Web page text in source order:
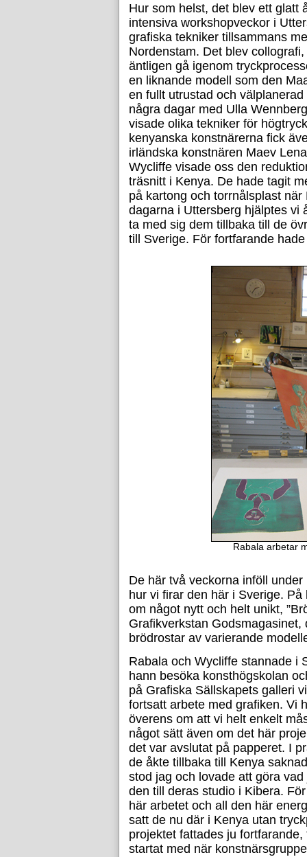
Hur som helst, det blev ett glatt
intensiva workshopveckor i
grafiska tekniker tillsammans
Nordenstam. Det blev
äntligen gå igenom
en liknande modell som den
en fullt utrustad och
några dagar med Ulla
visade olika tekniker för
kenyanska konstnärerna fick
irländska konstnären Maev
Wycliffe visade oss den
träsnitt i Kenya. De hade tagit
på kartong och torrnålsplast
dagarna i Uttersberg hjälptes vi
ta med sig dem tillbaka till de
till Sverige. För fortfarande
Rabala arbetar
De här två veckorna inföll
hur vi firar den här i Sverige.
om något nytt och helt unikt,
Grafikverkstan
brödrostar av varierande
Rabala och Wycliffe stannade i
hann besöka konsthögskolan
på Grafiska Sällskapets galleri
fortsatt arbete med grafiken. Vi
överens om att vi helt enkelt
något sätt även om det här
det var avslutat på papperet. I
de åkte tillbaka till Kenya
stod jag och lovade att göra
den till deras studio i Kibera.
här arbetet och all den här
satt de nu där i Kenya utan
projektet fattades ju
startat med när